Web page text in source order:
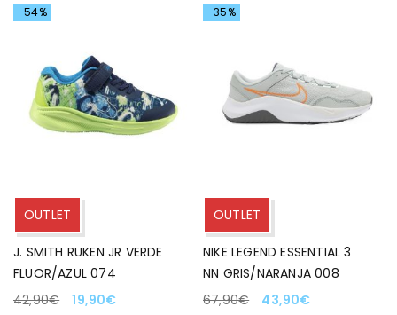
-54%
OUTLET
J. SMITH RUKEN JR VERDE
FLUOR/AZUL 074
42,90€ 19,90€
-35%
OUTLET
NIKE LEGEND ESSENTIAL 3
NN GRIS/NARANJA 008
67,90€ 43,90€